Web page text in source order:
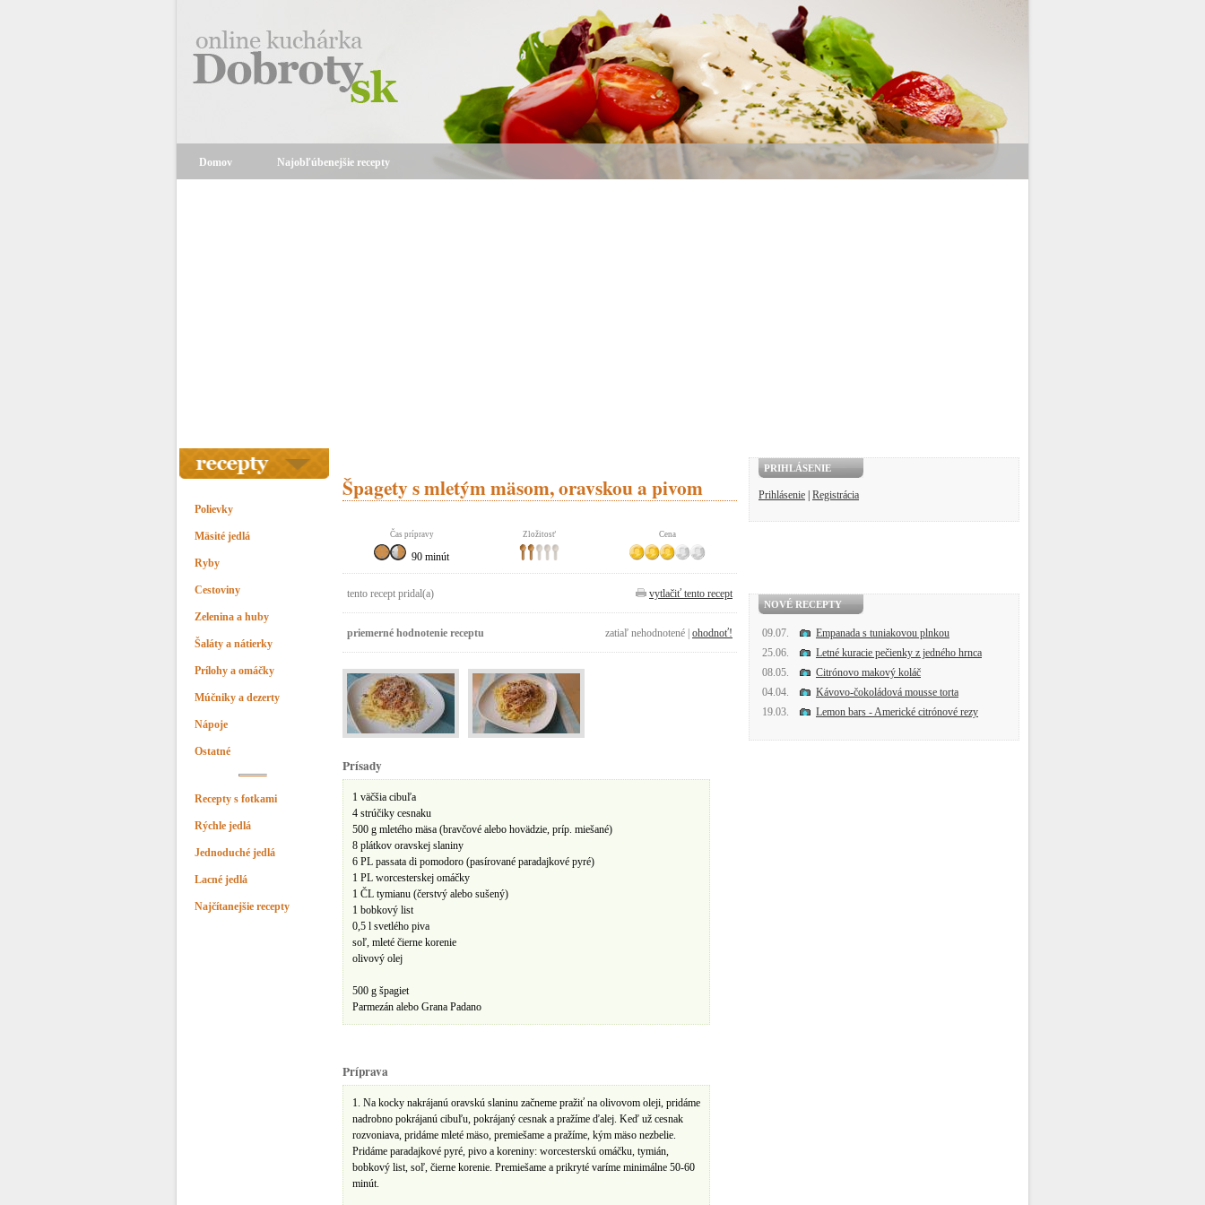
Domov Najobľúbenejšie recepty
Polievky
Mäsité jedlá
Ryby
Cestoviny
Zelenina a huby
Šaláty a nátierky
Prílohy a omáčky
Múčniky a dezerty
Nápoje
Ostatné
Recepty s fotkami
Rýchle jedlá
Jednoduché jedlá
Lacné jedlá
Najčítanejšie recepty
Špagety s mletým mäsom, oravskou a pivom
Čas prípravy Zložitosť Cena
90 minút
tento recept pridal(a) vytlačiť tento recept
priemerné hodnotenie receptu zatiaľ nehodnotené | ohodnoť!
Prísady
1 väčšia cibuľa
4 strúčiky cesnaku
500 g mletého mäsa (bravčové alebo hovädzie, príp. miešané)
8 plátkov oravskej slaniny
6 PL passata di pomodoro (pasírované paradajkové pyré)
1 PL worcesterskej omáčky
1 ČL tymianu (čerstvý alebo sušený)
1 bobkový list
0,5 l svetlého piva
soľ, mleté čierne korenie
olivový olej
500 g špagiet
Parmezán alebo Grana Padano
Príprava
1. Na kocky nakrájanú oravskú slaninu začneme pražiť na olivovom oleji, pridáme
nadrobno pokrájanú cibuľu, pokrájaný cesnak a pražíme ďalej. Keď už cesnak
rozvoniava, pridáme mleté mäso, premiešame a pražíme, kým mäso nezbelie.
Pridáme paradajkové pyré, pivo a koreniny: worcesterskú omáčku, tymián,
bobkový list, soľ, čierne korenie. Premiešame a prikryté varíme minimálne 50-60
minút.
PRIHLÁSENIE
Prihlásenie Registrácia
NOVÉ RECEPTY
09.07.
Empanada s tuniakovou plnkou
25.06.
Letné kuracie pečienky z jedného hrnca
08.05.
Citrónovo makový koláč
04.04.
Kávovo-čokoládová mousse torta
19.03.
Lemon bars - Americké citrónové rezy